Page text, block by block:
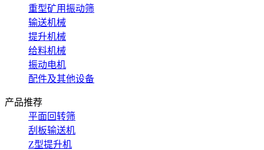
重型矿用振动筛
输送机械
提升机械
给料机械
振动电机
配件及其他设备
产品推荐
平面回转筛
刮板输送机
Z型提升机